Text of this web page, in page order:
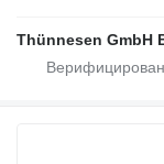
Thünnesen GmbH